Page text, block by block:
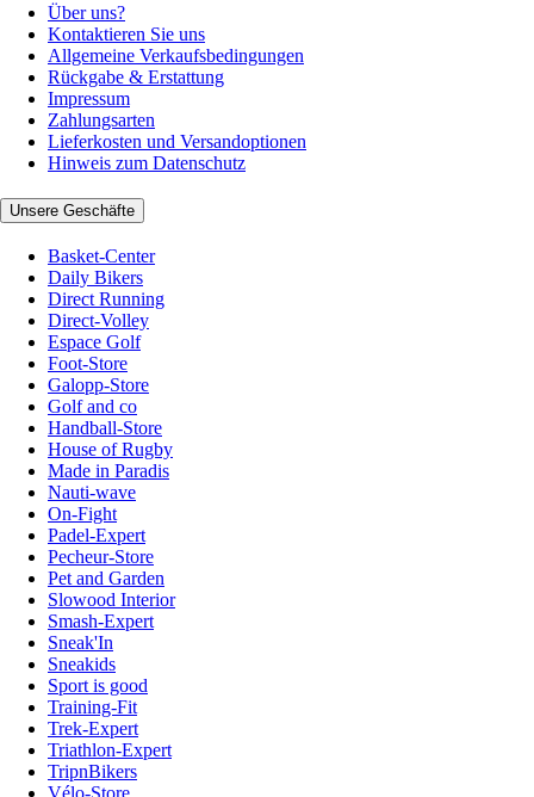
Über uns?
Kontaktieren Sie uns
Allgemeine Verkaufsbedingungen
Rückgabe & Erstattung
Impressum
Zahlungsarten
Lieferkosten und Versandoptionen
Hinweis zum Datenschutz
Unsere Geschäfte
Basket-Center
Daily Bikers
Direct Running
Direct-Volley
Espace Golf
Foot-Store
Galopp-Store
Golf and co
Handball-Store
House of Rugby
Made in Paradis
Nauti-wave
On-Fight
Padel-Expert
Pecheur-Store
Pet and Garden
Slowood Interior
Smash-Expert
Sneak'In
Sneakids
Sport is good
Training-Fit
Trek-Expert
Triathlon-Expert
TripnBikers